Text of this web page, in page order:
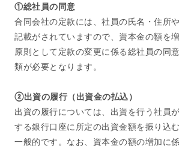
①総社員の同意
合同会社の定款には、社員の氏名・住所
記載がされていますので、資本金の額を
原則として定款の変更に係る総社員の同
類が必要となります。
②出資の履行（出資金の払込）
出資の履行については、出資を行う社員
する銀行口座に所定の出資金額を振り込
一般的です。なお、資本金の額の増加に